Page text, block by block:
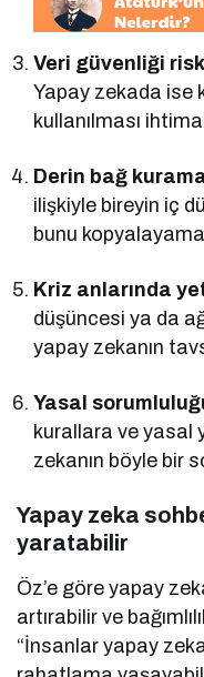
Veri güvenliği
Yapay zekada ise
kullanılması
Derin bağ
ilişkiyle bireyin iç
bunu
Kriz anlarında
düşüncesi ya da
yapay zekanın
Yasal
kurallara ve yasal
zekanın böyle bir
Yapay zeka
yaratabilir
Öz’e göre yapay
artırabilir ve
“İnsanlar yapay